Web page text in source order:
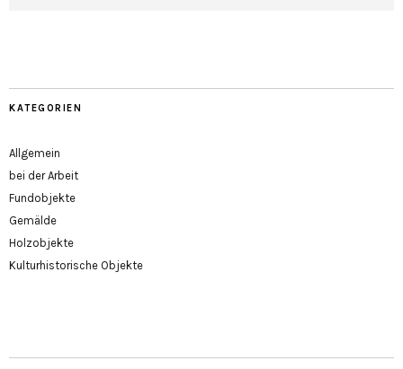
KATEGORIEN
Allgemein
bei der Arbeit
Fundobjekte
Gemälde
Holzobjekte
Kulturhistorische Objekte